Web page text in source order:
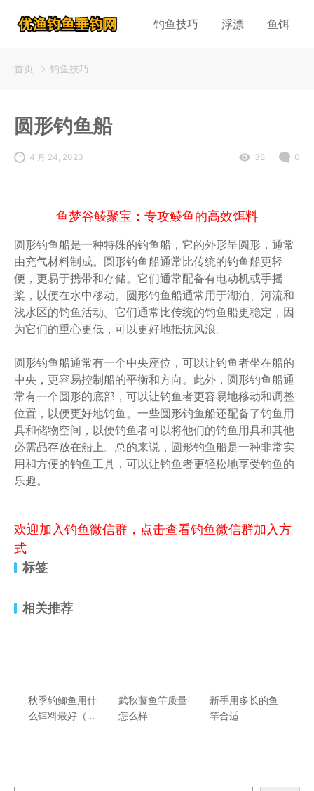
钓鱼技巧 浮漂 鱼饵
首页 钓鱼技巧
圆形钓鱼船
4 月 24, 2023 38 0
鱼梦谷鲮聚宝：专攻鲮鱼的高效饵料
圆形钓鱼船是一种特殊的钓鱼船，它的外形呈圆形，通常
由充气材料制成。圆形钓鱼船通常比传统的钓鱼船更轻
便，更易于携带和存储。它们通常配备有电动机或手摇
桨，以便在水中移动。圆形钓鱼船通常用于湖泊、河流和
浅水区的钓鱼活动。它们通常比传统的钓鱼船更稳定，因
为它们的重心更低，可以更好地抵抗风浪。
圆形钓鱼船通常有一个中央座位，可以让钓鱼者坐在船的
中央，更容易控制船的平衡和方向。此外，圆形钓鱼船通
常有一个圆形的底部，可以让钓鱼者更容易地移动和调整
位置，以便更好地钓鱼。一些圆形钓鱼船还配备了钓鱼用
具和储物空间，以便钓鱼者可以将他们的钓鱼用具和其他
必需品存放在船上。总的来说，圆形钓鱼船是一种非常实
用和方便的钓鱼工具，可以让钓鱼者更轻松地享受钓鱼的
乐趣。
欢迎加入钓鱼微信群，点击查看钓鱼微信群加入方
式
标签
相关推荐
秋季钓鲫鱼用什
么饵料最好（秋
武秋藤鱼竿质量
怎么样
新手用多长的鱼
竿合适